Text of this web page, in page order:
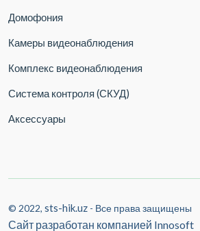
Домофония
Камеры видеонаблюдения
Комплекс видеонаблюдения
Система контроля (СКУД)
Аксессуары
© 2022, sts-hik.uz - Все права защищены
Сайт разработан компанией Innosoft